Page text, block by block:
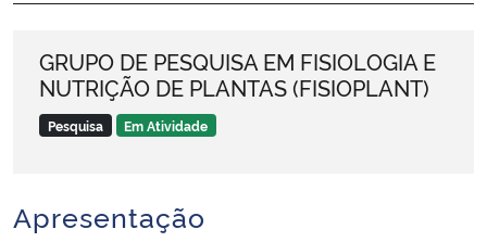
Ministério da Saúde
Ministério de Minas e Energia
Ministério do Meio Ambiente
GRUPO DE PESQUISA EM FISIOLOGIA E
NUTRIÇÃO DE PLANTAS (FISIOPLANT)
Pesquisa Em Atividade
Apresentação